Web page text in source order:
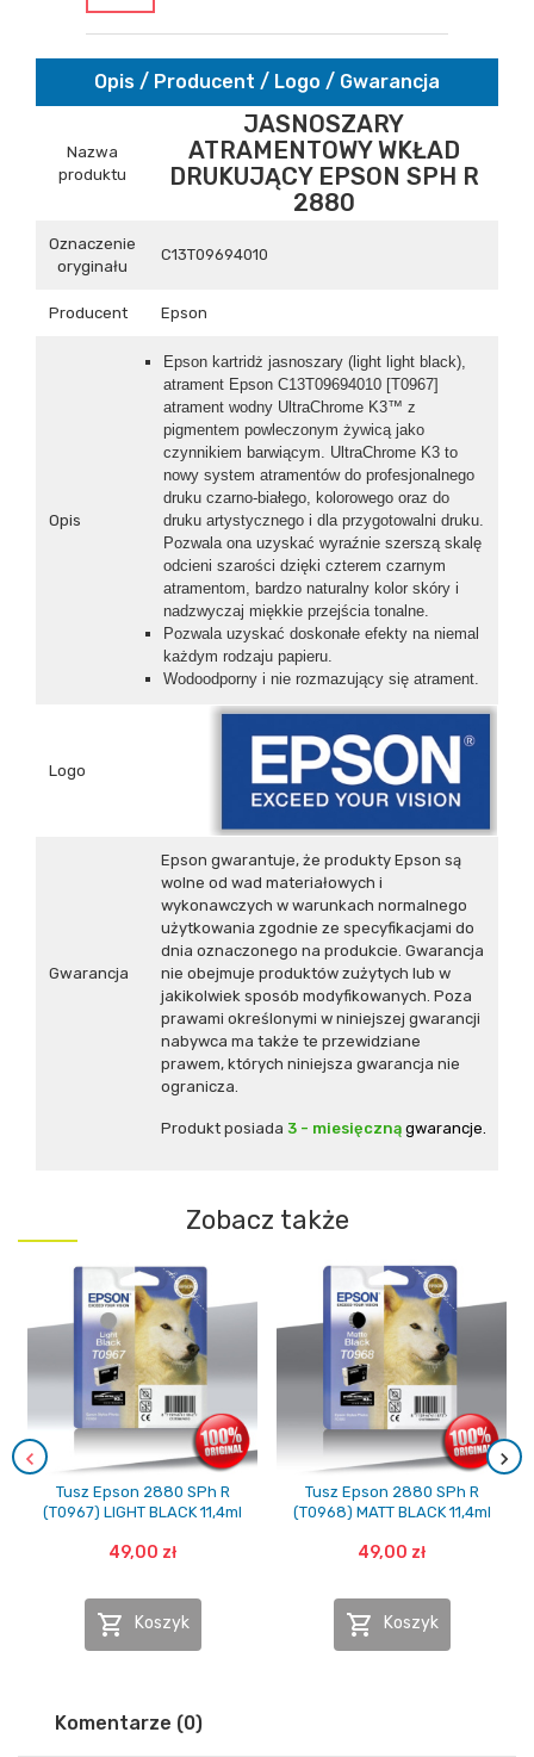
Opis / Producent / Logo / Gwarancja
Nazwa
produktu
JASNOSZARY
ATRAMENTOWY WKŁAD
DRUKUJĄCY EPSON SPH R
2880
Oznaczenie
oryginału
C13T09694010
Producent Epson
Opis
Epson kartridż jasnoszary (light light black),
atrament Epson C13T09694010 [T0967]
atrament wodny UltraChrome K3™ z
pigmentem powleczonym żywicą jako
czynnikiem barwiącym. UltraChrome K3 to
nowy system atramentów do profesjonalnego
druku czarno-białego, kolorowego oraz do
druku artystycznego i dla przygotowalni druku.
Pozwala ona uzyskać wyraźnie szerszą skalę
odcieni szarości dzięki czterem czarnym
atramentom, bardzo naturalny kolor skóry i
nadzwyczaj miękkie przejścia tonalne.
Pozwala uzyskać doskonałe efekty na niemal
każdym rodzaju papieru.
Wodoodporny i nie rozmazujący się atrament.
Logo
Gwarancja
Epson gwarantuje, że produkty Epson są
wolne od wad materiałowych i
wykonawczych w warunkach normalnego
użytkowania zgodnie ze specyfikacjami do
dnia oznaczonego na produkcie. Gwarancja
nie obejmuje produktów zużytych lub w
jakikolwiek sposób modyfikowanych. Poza
prawami określonymi w niniejszej gwarancji
nabywca ma także te przewidziane
prawem, których niniejsza gwarancja nie
ogranicza.
Produkt posiada 3 - miesięczną gwarancje.
Zobacz także
Tusz Epson 2880 SPh R
(T0967) LIGHT BLACK 11,4ml
49,00 zł
 Koszyk
Tusz Epson 2880 SPh R
(T0968) MATT BLACK 11,4ml
49,00 zł
 Koszyk
Komentarze (0)